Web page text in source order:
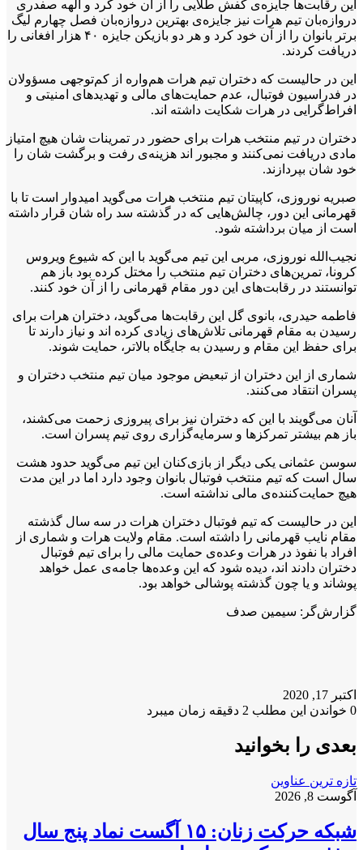
این رقابت‌ها جایزه‌ی کفش طلایی را از آن خود کرد و الهه صفدری
دروازه‌بان تیم هرات نیز جایزه‌ی بهترین دروازه‌بان فصل چهارم لیگ
برتر بانوان را از آن خود کرد و هر دو بازیکن جایزه ۴۰ هزار افغانی را
دریافت کردند.
این در حالیست که دختران تیم هرات هم‌واره از کم‌توجهی مسؤولان
در فدراسیون فوتبال، عدم حمایت‌های مالی و تهدیدهای امنیتی و
افراط‌گرایی در هرات شکایت داشته اند.
دختران در تیم منتخب هرات برای حضور در تمرینات شان هیچ امتیاز
مادی دریافت نمی‌کنند و مجبور اند هزینه‌ی رفت و برگشت شان را
خود شان بپردازند.
صبریه نوروزی، کاپیتان تیم منتخب هرات می‌گوید امیدوار است تا با
قهرمانی این دور، چالش‌هایی که در گذشته سد راه شان قرار داشته
است از میان برداشته شود.
نجیب‌الله نوروزی، مربی این تیم می‌گوید با این که شیوع ویروس
کرونا، تمرین‌های دختران تیم منتخب را مختل کرده بود باز هم
توانستند در رقابت‌های این دور مقام قهرمانی را از آن خود کنند.
فاطمه حیدری، بانوی گل این رقابت‌ها می‌گوید، دختران هرات برای
رسیدن به مقام قهرمانی تلاش‌های زیادی کرده اند و نیاز دارند تا
برای حفظ این مقام و رسیدن به جایگاه بالاتر، حمایت شوند.
شماری از این دختران از تبعیض موجود میان تیم منتخب دختران و
پسران انتقاد می‌کنند.
آنان می‌گویند با این که دختران نیز برای پیروزی زحمت می‌کشند،
باز هم بیشتر تمرکزها و سرمایه‌گزاری روی تیم پسران است.
سوسن عثمانی یکی دیگر از بازی‌کنان این تیم می‌گوید حدود هشت
سال است که تیم منتخب فوتبال بانوان وجود دارد اما در این مدت
هیچ حمایت‌کننده‌ی مالی نداشته است.
این در حالیست که تیم فوتبال دختران هرات در سه سال گذشته
مقام نایب قهرمانی را داشته است. مقام ولایت هرات و شماری از
افراد با نفوذ در هرات وعده‌ی حمایت مالی را برای تیم فوتبال
دختران دادند اند، دیده شود که این وعده‌ها جامه‌ی عمل خواهد
پوشاند و یا چون گذشته پوشالی خواهد بود.
گزارش‌گر: سیمین صدف
اکتبر 17, 2020
0 خواندن این مطلب 2 دقیقه زمان میبرد
بعدی را بخوانید
تازه ترین عناوین
آگوست 8, 2026
شبکه حرکت زنان: ۱۵ آگست نماد پنج سال